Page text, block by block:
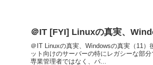
＠IT [FYI] Linuxの真実、
＠IT Linuxの真実、Windowsの真実（11
ット向けのサーバーの特にレガシーな部
専業管理者ではなく、パ...